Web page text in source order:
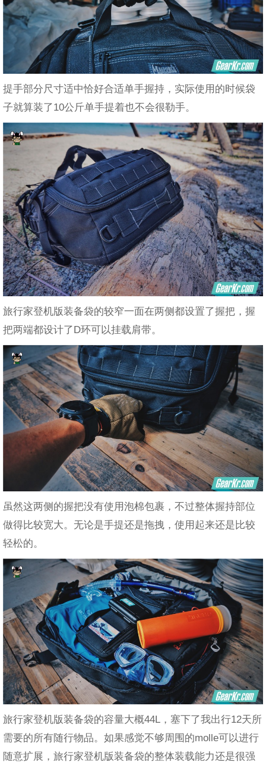
提手部分尺寸适中恰好合适单手握持，实际使用的时候袋
子就算装了10公斤单手提着也不会很勒手。
旅行家登机版装备袋的较窄一面在两侧都设置了握把，握
把两端都设计了D环可以挂载肩带。
虽然这两侧的握把没有使用泡棉包裹，不过整体握持部位
做得比较宽大。无论是手提还是拖拽，使用起来还是比较
轻松的。
旅行家登机版装备袋的容量大概44L，塞下了我出行12天所
需要的所有随行物品。如果感觉不够周围的molle可以进行
随意扩展，旅行家登机版装备袋的整体装载能力还是很强